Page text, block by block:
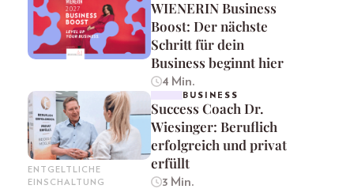
WIENERIN Business
Boost: Der nächste
Schritt für dein
Business beginnt hier
4 Min.
ENTGELTLICHE
EINSCHALTUNG
BUSINESS
Success Coach Dr.
Wiesinger: Beruflich
erfolgreich und privat
erfüllt
3 Min.